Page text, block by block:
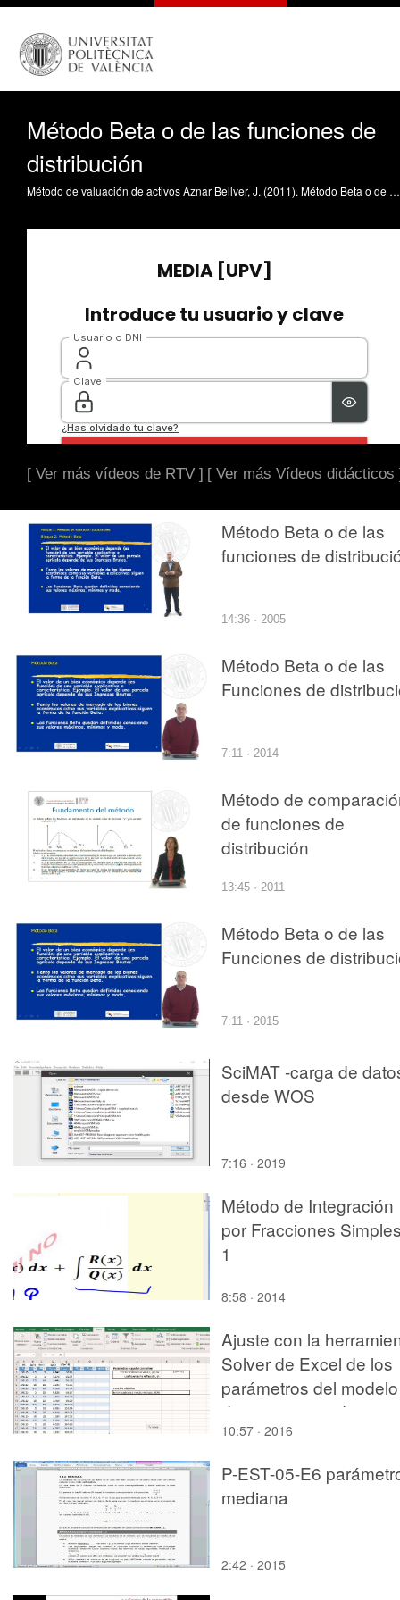
Método Beta o de las funciones de
distribución
Método de valuación de activos Aznar Bellver, J. (2011). Método Beta o de las funciones de distribución. https://riunet.upv.es/handle/10251/9779
[ Ver más vídeos de RTV ] [ Ver más Vídeos didácticos
Método Beta o de las
funciones de
14:36 · 2005
Método Beta o de las
Funciones de
7:11 · 2014
Método de
de funciones de
distribución
13:45 · 2011
Método Beta o de las
Funciones de
7:11 · 2015
SciMAT -carga de
desde WOS
7:16 · 2019
Método de Integración
por Fracciones
1
8:58 · 2014
Ajuste con la
Solver de Excel de los
parámetros del modelo
de un proceso de
membranas
10:57 · 2016
P-EST-05-E6
mediana
2:42 · 2015